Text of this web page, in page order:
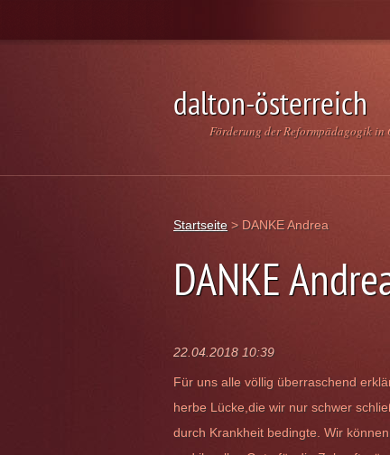
dalton-österreich
Förderung der Reformpädagogik in
Startseite > DANKE Andrea
DANKE
22.04.2018 10:39
Für uns alle völlig überraschend
herbe Lücke,die wir nur schwer
durch Krankheit bedingte. Wir